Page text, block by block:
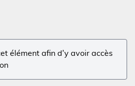
Voir l'image en plein écran
élément afin d'y avoir accès